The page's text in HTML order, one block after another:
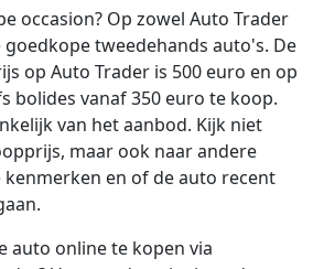
occasion? Op zowel Auto Trader
goedkope tweedehands auto's. De
op Auto Trader is 500 euro en op
bolides vanaf 350 euro te koop.
van het aanbod. Kijk niet
maar ook naar andere
kenmerken en of de auto recent
auto online te kopen via